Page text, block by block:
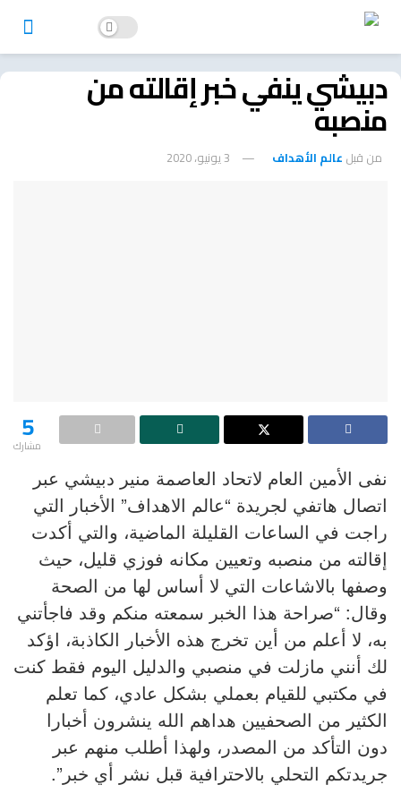
دبيشي ينفي خبر إقالته من
منصبه
من قبل عالم الأهداف 3 يونيو، 2020
5
مشارك
نفى الأمين العام لاتحاد العاصمة منير دبيشي عبر
اتصال هاتفي لجريدة “عالم الاهداف” الأخبار التي
راجت في الساعات القليلة الماضية، والتي أكدت
إقالته من منصبه وتعيين مكانه فوزي قليل، حيث
وصفها بالاشاعات التي لا أساس لها من الصحة
وقال: “صراحة هذا الخبر سمعته منكم وقد فاجأتني
به، لا أعلم من أين تخرج هذه الأخبار الكاذبة، اؤكد
لك أنني مازلت في منصبي والدليل اليوم فقط كنت
في مكتبي للقيام بعملي بشكل عادي، كما تعلم
الكثير من الصحفيين هداهم الله ينشرون أخبارا
دون التأكد من المصدر، ولهذا أطلب منهم عبر
جريدتكم التحلي بالاحترافية قبل نشر أي خبر”.